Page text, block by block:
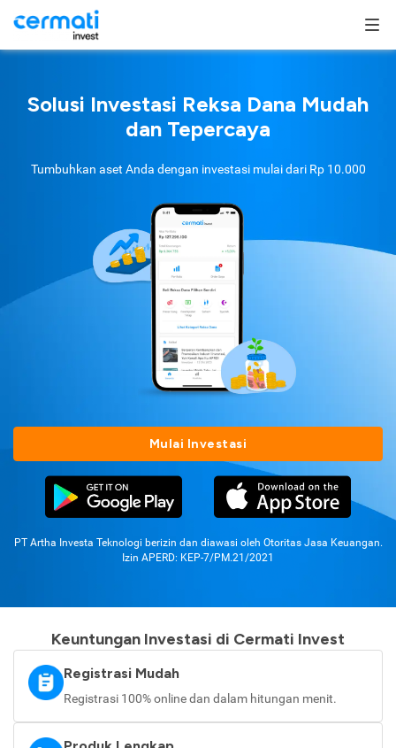
Solusi Investasi Reksa Dana Mudah
dan Tepercaya
Tumbuhkan aset Anda dengan investasi mulai dari Rp 10.000
Mulai Investasi
PT Artha Investa Teknologi berizin dan diawasi oleh Otoritas Jasa Keuangan.
Izin APERD: KEP-7/PM.21/2021
Keuntungan Investasi di Cermati Invest
Registrasi Mudah
Registrasi 100% online dan dalam hitungan menit.